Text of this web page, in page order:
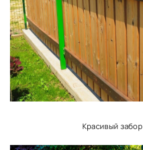
Красивый забор